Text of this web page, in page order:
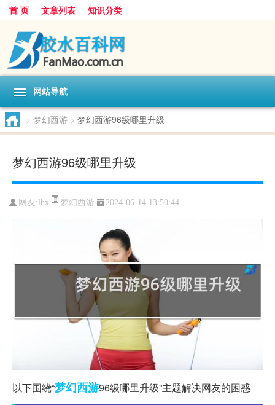
首 页 文章列表 知识分类
网站导航
> 梦幻西游 > 梦幻西游96级哪里升级
梦幻西游96级哪里升级
网友: lhx 梦幻西游 2024-06-14 13:50:44
以下围绕“梦幻西游96级哪里升级”主题解决网友的困惑